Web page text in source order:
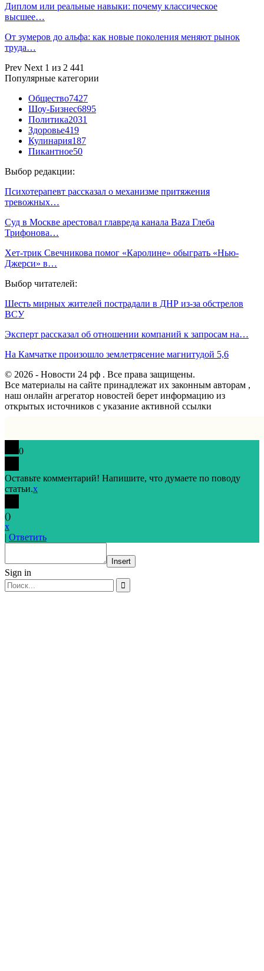
Диплом или реальные навыки: почему классическое
высшее…
От зумеров до альфа: как новые поколения меняют рынок
труда…
Prev Next 1 из 2 441
Популярные категории
Общество7427
Шоу-Бизнес6895
Политика2031
Здоровье419
Кулинария187
Пикантное50
Выбор редакции:
Психотерапевт рассказал о механизме притяжения
тревожных…
Суд в Москве арестовал главреда канала Baza Глеба
Трифонова…
Хет-трик Свечникова помог «Каролине» обыграть «Нью-
Джерси» в…
Выбор читателей:
Шесть мирных жителей пострадали в ДНР из-за обстрелов
ВСУ
Эксперт рассказал об отношении компаний к запросам на…
На Камчатке произошло землетрясение магнитудой 5,6
© 2026 - Новости 24 рф . Все права защищены.
Все материалы на сайте принадлежат их законным авторам ,
наш онлайн агрегатор новостей берет информацию из
открытых источников с указание активной ссылки
0
Оставьте комментарий! Напишите, что думаете по поводу
статьи.x
()
x
| Ответить
Insert
Sign in